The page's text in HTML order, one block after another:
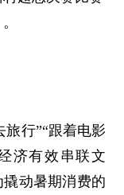
行”“跟着电影
济有效串联文
动暑期消费的